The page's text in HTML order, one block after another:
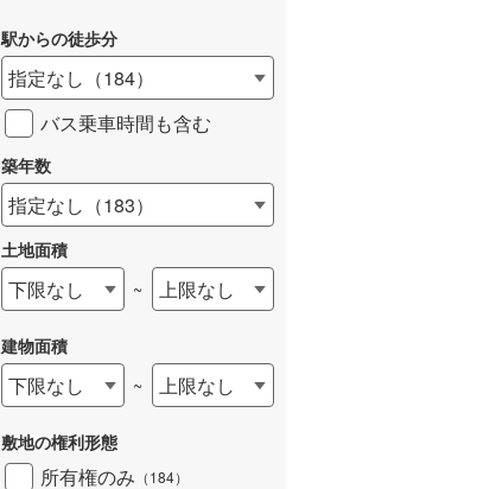
駅からの徒歩分
指定なし （184）
バス乗車時間も含む
築年数
指定なし （183）
土地面積
下限なし ~ 上限なし
建物面積
下限なし ~ 上限なし
敷地の権利形態
所有権のみ （184）